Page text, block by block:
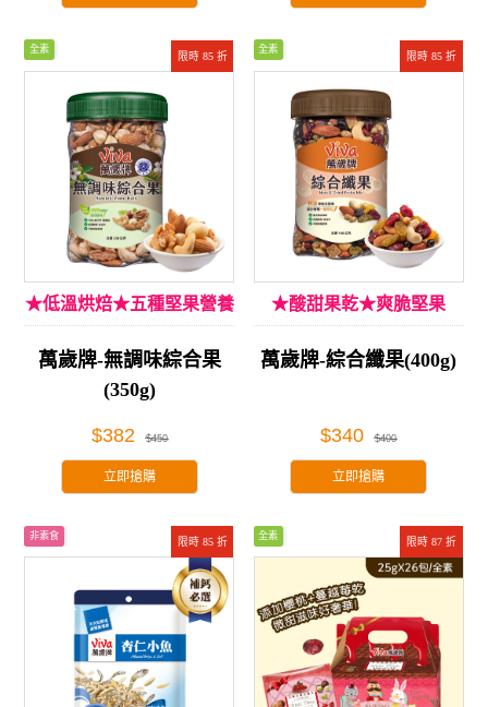
限時 85 折
全素
★低溫烘焙★五種堅果營養
萬歲牌-無調味綜合果
(350g)
$382 $450
立即搶購
限時 85 折
全素
★酸甜果乾★爽脆堅果
萬歲牌-綜合纖果(400g)
$340 $400
立即搶購
限時 85 折
非素食
限時 87 折
全素